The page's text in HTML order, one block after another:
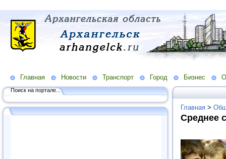
Главная Новости Транспорт Город Бизнес
Поиск на портале...
Главная >
Среднее